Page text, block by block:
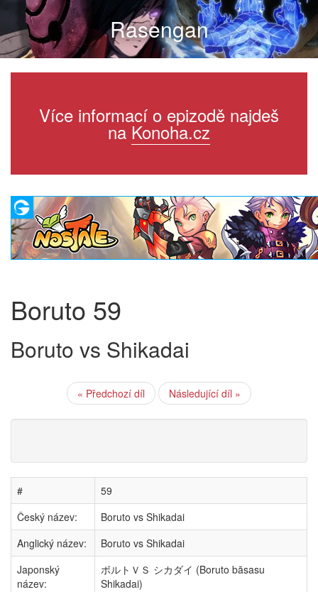
Rasengan
Více informací o epizodě najdeš
na Konoha.cz
Boruto 59
Boruto vs Shikadai
« Předchozí díl Následující díl »
#
59
Český název:
Boruto vs Shikadai
Anglický název:
Boruto vs Shikadai
Japonský
název:
ボルトＶＳ シカダイ (Boruto bāsasu
Shikadai)